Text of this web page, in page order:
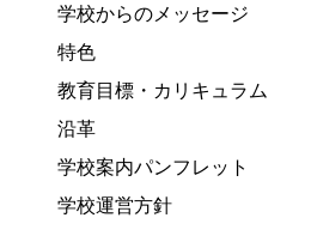
学校からのメッセージ
特色
教育目標・カリキュラム
沿革
学校案内パンフレット
学校運営方針